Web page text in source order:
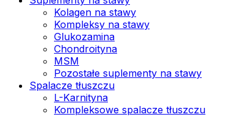
Kolagen na stawy
Kompleksy na stawy
Glukozamina
Chondroityna
MSM
Pozostałe suplementy na stawy
Spalacze tłuszczu
L-Karnityna
Kompleksowe spalacze tłuszczu